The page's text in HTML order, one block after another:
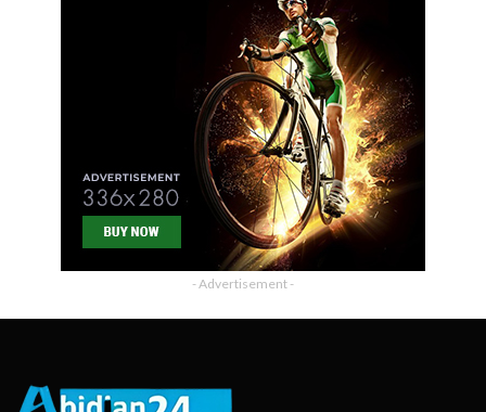
- Advertisement -